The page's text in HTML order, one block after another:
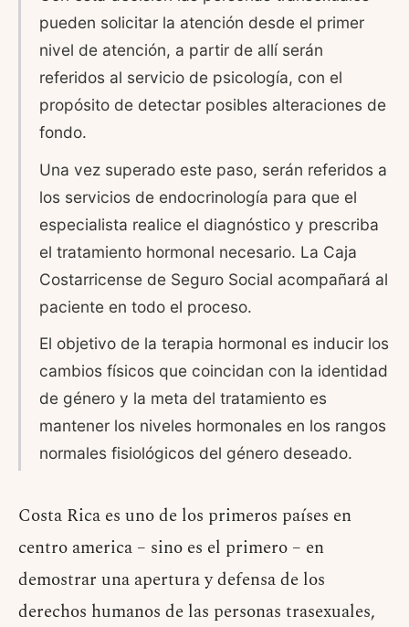
pueden solicitar la atención desde el primer
nivel de atención, a partir de allí serán
referidos al servicio de psicología, con el
propósito de detectar posibles alteraciones de
fondo.
Una vez superado este paso, serán referidos a
los servicios de endocrinología para que el
especialista realice el diagnóstico y prescriba
el tratamiento hormonal necesario. La Caja
Costarricense de Seguro Social acompañará al
paciente en todo el proceso.
El objetivo de la terapia hormonal es inducir los
cambios físicos que coincidan con la identidad
de género y la meta del tratamiento es
mantener los niveles hormonales en los rangos
normales fisiológicos del género deseado.
Costa Rica es uno de los primeros países en
centro america – sino es el primero – en
demostrar una apertura y defensa de los
derechos humanos de las personas trasexuales,